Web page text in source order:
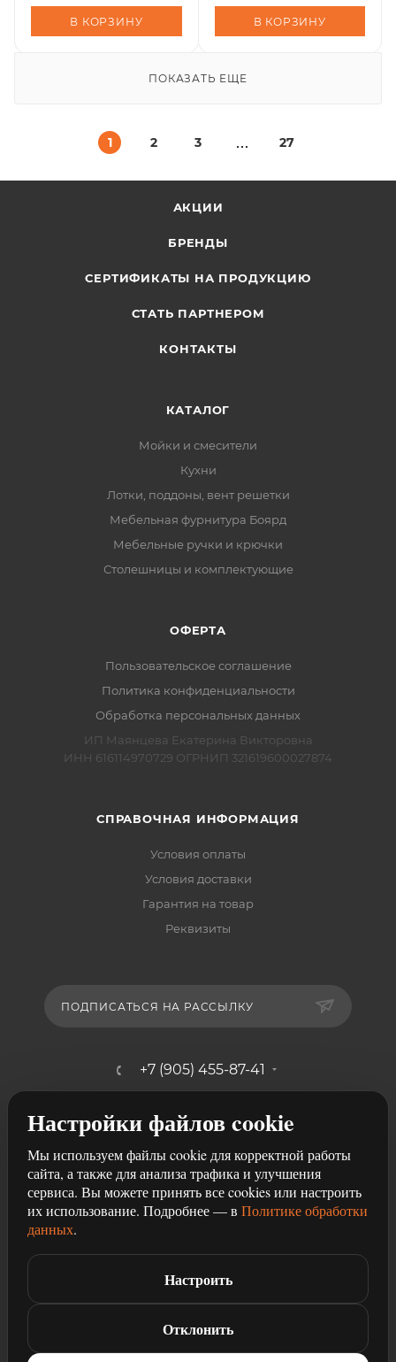
В КОРЗИНУ В КОРЗИНУ
ПОКАЗАТЬ ЕЩЕ
1 2 3 27
АКЦИИ
БРЕНДЫ
СЕРТИФИКАТЫ НА ПРОДУКЦИЮ
СТАТЬ ПАРТНЕРОМ
КОНТАКТЫ
КАТАЛОГ
Мойки и смесители
Кухни
Лотки, поддоны, вент решетки
Мебельная фурнитура Боярд
Мебельные ручки и крючки
Столешницы и комплектующие
ОФЕРТА
Пользовательское соглашение
Политика конфиденциальности
Обработка персональных данных
ИП Маянцева Екатерина Викторовна
ИНН 616114970729 ОГРНИП 321619600027874
СПРАВОЧНАЯ ИНФОРМАЦИЯ
Условия оплаты
Условия доставки
Гарантия на товар
Реквизиты
ПОДПИСАТЬСЯ НА РАССЫЛКУ
+7 (905) 455-87-41
г. Ростов-на-Дону, ул. Щербакова,
107/29
2026 © Разработка и продвижение сайта
Студия рекламы
Настройки файлов cookie
Мы используем файлы cookie для корректной работы
сайта, а также для анализа трафика и улучшения
сервиса. Вы можете принять все cookies или настроить
их использование. Подробнее — в Политике обработки
данных.
Настроить
Отклонить